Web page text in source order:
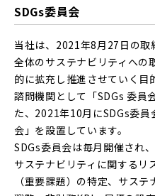
SDGs委員会
当社は、2021年8月27日の取
全体のサステナビリティへの
的に拡充し推進させていく目
諮問機関として「SDGs 委員
た、2021年10月にSDGs委員
会」を設置しています。
SDGs委員会は毎月開催され
サステナビリティに関するリ
（重要課題）の特定、サス